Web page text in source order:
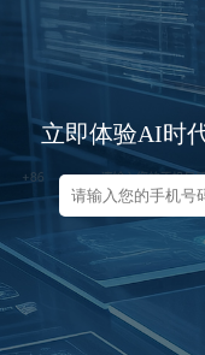
立即体验AI时